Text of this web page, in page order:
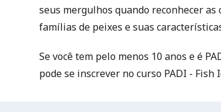
seus mergulhos quando reconhecer
famílias de peixes e suas
Se você tem pelo menos 10 anos e é
pode se inscrever no curso PADI - Fish